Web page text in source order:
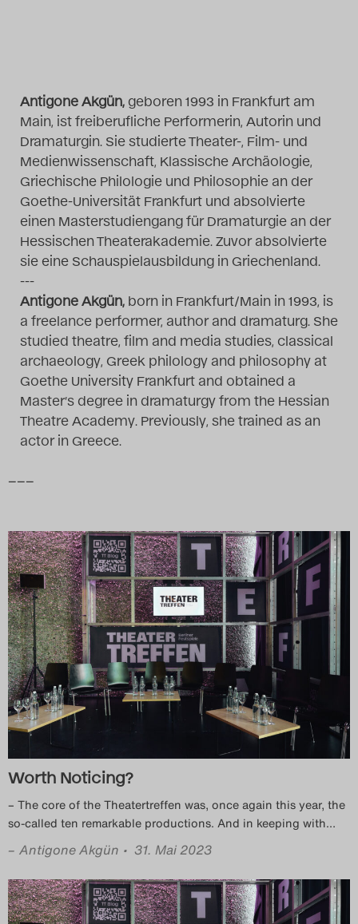
Das Theatertreffen-Blog
2015
Das Theatertreffen-Blog
2016
Das Theatertreffen-Blog
2017
Das Theatertreffen-Blog
2018
Das Theatertreffen-Blog
2018 Alumni
Das Theatertreffen-Blog
2020
Das Theatertreffen-Blog
2021
Das Theatertreffen-Blog
2022
Das Theatertreffen-Blog
2023
Das Theatertreffen-Blog
2024
Das Theatertreffen-Blog
2025
Antigone Akgün, geboren 1993 in Frankfurt am
Main, ist freiberufliche Performerin, Autorin und
Dramaturgin. Sie studierte Theater-, Film- und
Medienwissenschaft, Klassische Archäologie,
Griechische Philologie und Philosophie an der
Goethe-Universität Frankfurt und absolvierte
einen Masterstudiengang für Dramaturgie an der
Hessischen Theaterakademie. Zuvor absolvierte
sie eine Schauspielausbildung in Griechenland.
---
Antigone Akgün, born in Frankfurt/Main in 1993, is
a freelance performer, author and dramaturg. She
studied theatre, film and media studies, classical
archaeology, Greek philology and philosophy at
Goethe University Frankfurt and obtained a
Master’s degree in dramaturgy from the Hessian
Theatre Academy. Previously, she trained as an
actor in Greece.
–––
Worth Noticing?
– The core of the Theatertreffen was, once again this year, the
so-called ten remarkable productions. And in keeping with…
– Antigone Akgün • 31. Mai 2023